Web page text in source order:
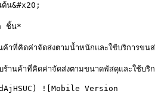
น&#x20;
ชิ้น*
คิดค่าจัดส่งตามน้ำหนักและใช้บริการขน
นค้าที่คิดค่าจัดส่งตามขนาดพัสดุและใช้บริ
![Mobile Version